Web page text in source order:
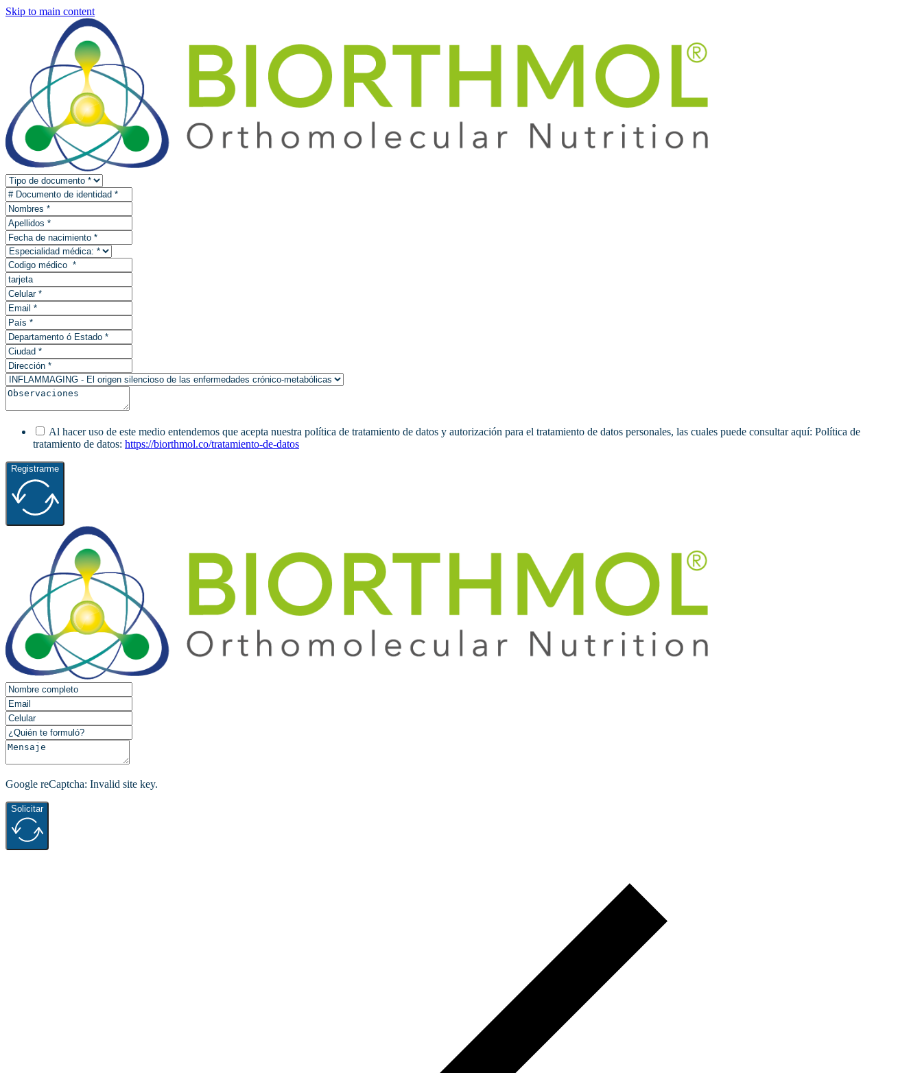
Skip to main content
Al hacer uso de este medio entendemos que acepta nuestra política de tratamiento de datos y autorización para el tratamiento de datos personales, las cuales puede consultar aquí: Política de
tratamiento de datos: https://biorthmol.co/tratamiento-de-datos
Registrarme
Google reCaptcha: Invalid site key.
Solicitar